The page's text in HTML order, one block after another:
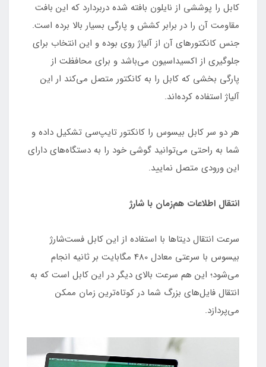
کابل را پوششی از نایلون بافته شده دربردارد که این بافت
مقاومت آن را در برابر کشش و پارگی بسیار بالا برده است.
جنس کانکتورهای آن از آلیاژ روی بوده و این انتخاب برای
جلوگیری از اکسیداسیون می‌باشد و برای محافظت از
پارگی بخشی که کابل را به کانکتور متصل می‌کند ار این
آلیاژ استفاده کرده‌اند.
هر دو سر کابل بیسوس را کانکتور تایپ‌سی تشکیل داده و
شما به راحتی می‌توانید گوشی خود را به دستگاه‌های دارای
این ورودی متصل نمایید.
انتقال اطلاعات هم‌زمان با شارژ
سرعت انتقال دیتاها با استفاده از این کابل فست‌شارژ
بیسوس با سرعتی معادل 480 مگابایت بر ثانیه انجام
می‌شود؛ این هم سرعت بالای دیگر در این کابل است که به
انتقال فایل‌های بزرگ شما در کوتاه‌ترین زمان ممکن
می‌پردازد.